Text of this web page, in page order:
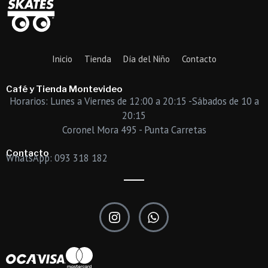
Inicio Tienda Día del Niño Contacto
Café y Tienda Montevideo
Horarios: Lunes a Viernes de 12:00 a 20:15 -Sábados de 10 a
20:15
Coronel Mora 495 - Punta Carretas
Contacto
WhatsApp: 093 318 182
I
n
s
W
h
a